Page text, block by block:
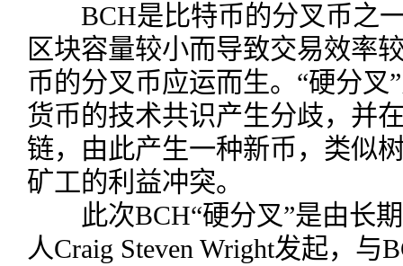
BCH是比特币的分叉币之一
区块容量较小而导致交易效率
币的分叉币应运而生。“硬分叉
货币的技术共识产生分歧，并
链，由此产生一种新币，类似
矿工的利益冲突。
此次BCH“硬分叉”是由长期
人Craig Steven Wright发起，